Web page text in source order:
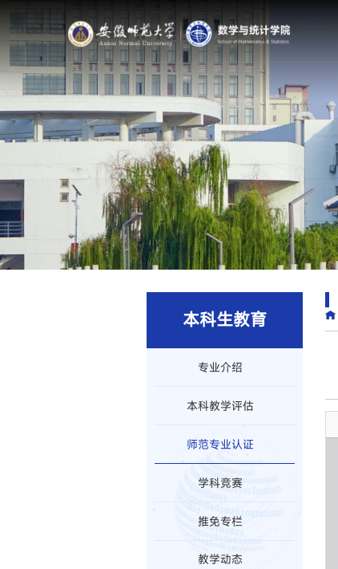
本科生教育
专业介绍
本科教学评估
师范专业认证
学科竞赛
推免专栏
教学动态